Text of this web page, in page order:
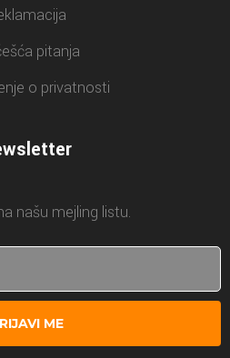
pitanja
o privatnosti
našu mejling listu.
ME